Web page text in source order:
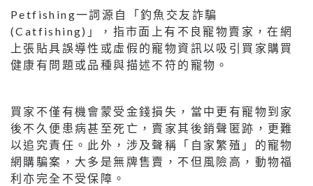
Petfishing一詞源自「釣魚交友詐騙
(Catfishing)」，指市面上有不良寵物賣家，在網
上張貼具誤導性或虛假的寵物資訊以吸引買家購買
健康有問題或品種與描述不符的寵物。
買家不僅有機會蒙受金錢損失，當中更有寵物到家
後不久便患病甚至死亡，賣家其後銷聲匿跡，更難
以追究責任。此外，涉及聲稱「自家繁殖」的寵物
網購騙案，大多是無牌售賣，不但風險高，動物福
利亦完全不受保障。